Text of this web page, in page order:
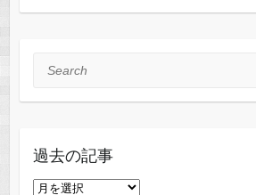
Search
過去の記事
過